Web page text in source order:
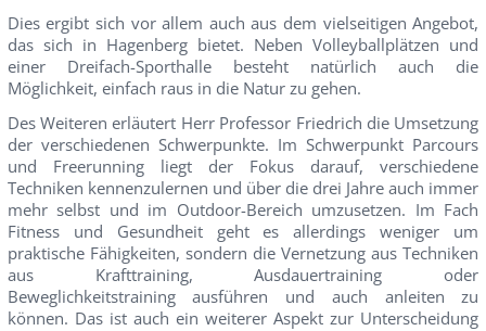
Dies ergibt sich vor allem auch aus dem vielseitigen Angebot,
das sich in Hagenberg bietet. Neben Volleyballplätzen und
einer Dreifach-Sporthalle besteht natürlich auch die
Möglichkeit, einfach raus in die Natur zu gehen.
Des Weiteren erläutert Herr Professor Friedrich die Umsetzung
der verschiedenen Schwerpunkte. Im Schwerpunkt Parcours
und Freerunning liegt der Fokus darauf, verschiedene
Techniken kennenzulernen und über die drei Jahre auch immer
mehr selbst und im Outdoor-Bereich umzusetzen. Im Fach
Fitness und Gesundheit geht es allerdings weniger um
praktische Fähigkeiten, sondern die Vernetzung aus Techniken
aus Krafttraining, Ausdauertraining oder
Beweglichkeitstraining ausführen und auch anleiten zu
können. Das ist auch ein weiterer Aspekt zur Unterscheidung